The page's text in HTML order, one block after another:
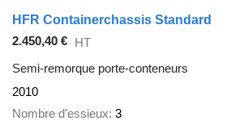
HFR Containerchassis Standard
2.450,40 € HT
Semi-remorque porte-conteneurs
2010
Nombre d'essieux 3